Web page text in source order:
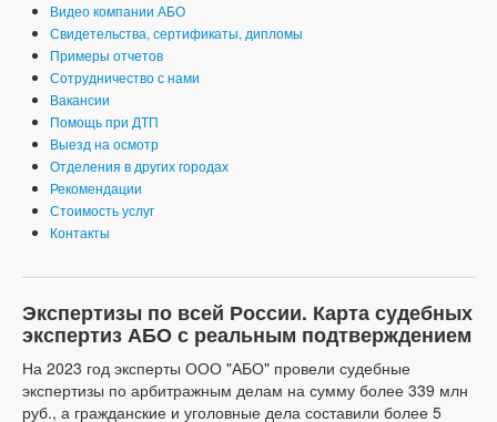
Видео компании АБО
Свидетельства, сертификаты, дипломы
Примеры отчетов
Сотрудничество с нами
Вакансии
Помощь при ДТП
Выезд на осмотр
Отделения в других городах
Рекомендации
Стоимость услуг
Контакты
Экспертизы по всей России. Карта судебных
экспертиз АБО с реальным подтверждением
На 2023 год эксперты ООО "АБО" провели судебные
экспертизы по арбитражным делам на сумму более 339 млн
руб., а гражданские и уголовные дела составили более 5